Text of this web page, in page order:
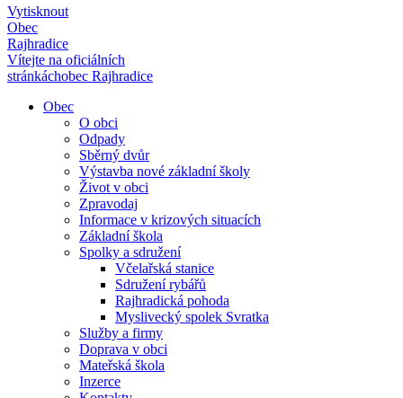
Vytisknout
Obec
Rajhradice
Vítejte na oficiálních
stránkáchobec Rajhradice
Obec
O obci
Odpady
Sběrný dvůr
Výstavba nové základní školy
Život v obci
Zpravodaj
Informace v krizových situacích
Základní škola
Spolky a sdružení
Včelařská stanice
Sdružení rybářů
Rajhradická pohoda
Myslivecký spolek Svratka
Služby a firmy
Doprava v obci
Mateřská škola
Inzerce